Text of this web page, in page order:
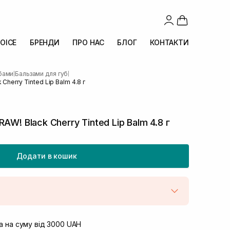
БРЕНДИ ПРО НАС БЛОГ КОНТАКТИ
Бальзами для губ
Cherry Tinted Lip Balm 4.8 г
Black Cherry Tinted Lip Balm 4.8 г
Додати в кошик
Винниченка 4
на суму від 3000 UAH